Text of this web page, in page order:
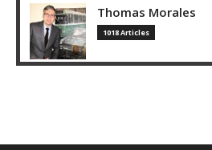
Thomas Morales
1018 Articles